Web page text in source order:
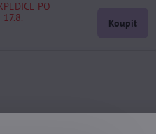
PO
17.8.
Koupit